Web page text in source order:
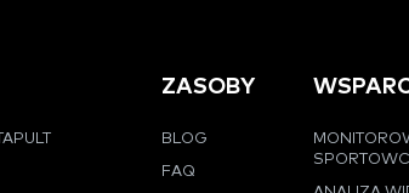
ZASOBY
BLOG
FAQ